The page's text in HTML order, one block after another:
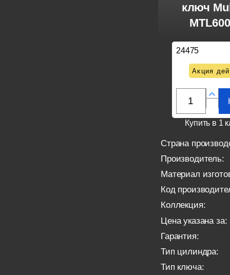
ключ
24475
Акция
Купить в 1
Страна
Производитель:
Материал
Код
Коллекция:
Цена указана за:
Гарантия:
Тип цилиндра:
Тип ключа: